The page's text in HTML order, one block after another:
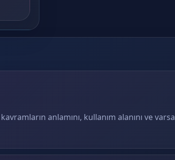
anlamını, kullanım alanını ve varsa